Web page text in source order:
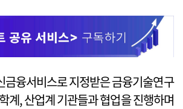
금융서비스로 지정받은 금융기술연구
계, 산업계 기관들과 협업을 진행하며